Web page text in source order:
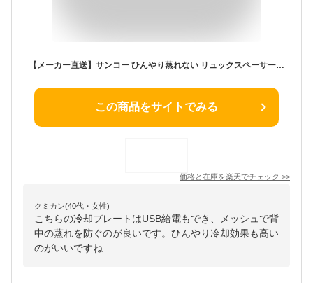
【メーカー直送】サンコー ひんやり蒸れない リュックスペーサー SPACERSBK 冷却プレート ファン USB給電式 リュック 背中 メッシュ【/srm】
この商品をサイトでみる
価格と在庫を楽天でチェック >>
クミカン(40代・女性)
こちらの冷却プレートはUSB給電もでき、メッシュで背
中の蒸れを防ぐのが良いです。ひんやり冷却効果も高い
のがいいですね